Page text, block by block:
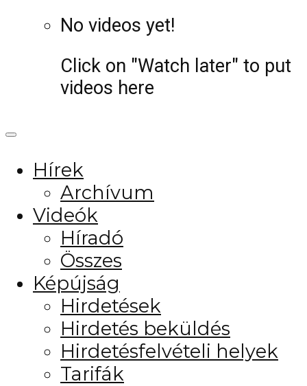
No videos yet!
Click on "Watch later" to put
videos here
Hírek
Archívum
Videók
Híradó
Összes
Képújság
Hirdetések
Hirdetés beküldés
Hirdetésfelvételi helyek
Tarifák